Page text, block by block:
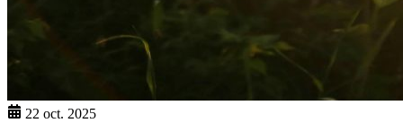
22 oct. 2025